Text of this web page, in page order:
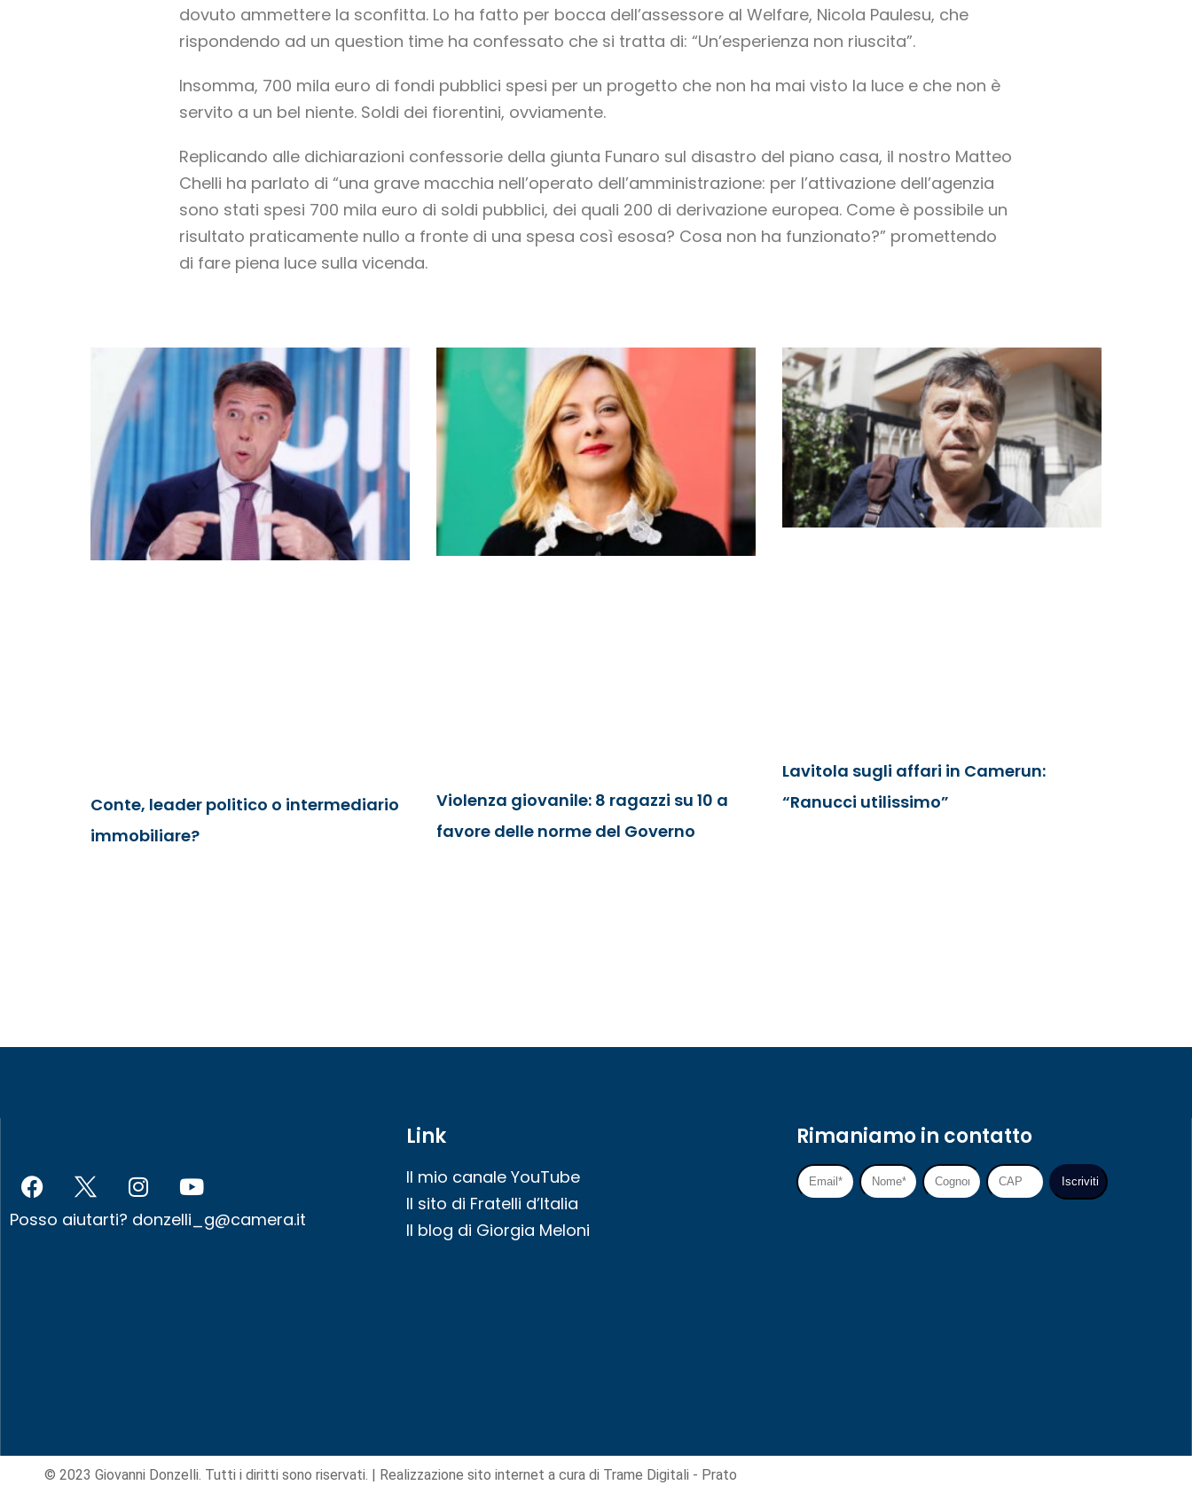
dovuto ammettere la sconfitta. Lo ha fatto per bocca dell’assessore al Welfare, Nicola Paulesu, che
rispondendo ad un question time ha confessato che si tratta di: “Un’esperienza non riuscita”.
Insomma, 700 mila euro di fondi pubblici spesi per un progetto che non ha mai visto la luce e che non è
servito a un bel niente. Soldi dei fiorentini, ovviamente.
Replicando alle dichiarazioni confessorie della giunta Funaro sul disastro del piano casa, il nostro Matteo
Chelli ha parlato di “una grave macchia nell’operato dell’amministrazione: per l’attivazione dell’agenzia
sono stati spesi 700 mila euro di soldi pubblici, dei quali 200 di derivazione europea. Come è possibile un
risultato praticamente nullo a fronte di una spesa così esosa? Cosa non ha funzionato?” promettendo
di fare piena luce sulla vicenda.
Conte, leader politico o intermediario
immobiliare?
Violenza giovanile: 8 ragazzi su 10 a
favore delle norme del Governo
Lavitola sugli affari in Camerun:
“Ranucci utilissimo”
Posso aiutarti? donzelli_g@camera.it
Link
Il mio canale YouTube
Il sito di Fratelli d’Italia
Il blog di Giorgia Meloni
Rimaniamo in contatto
© 2023 Giovanni Donzelli. Tutti i diritti sono riservati. | Realizzazione sito interneta cura di Trame Digitali - Prato